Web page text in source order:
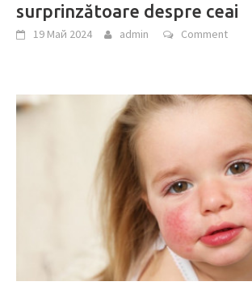
surprinzătoare despre ceai
19 Май 2024 admin Comment